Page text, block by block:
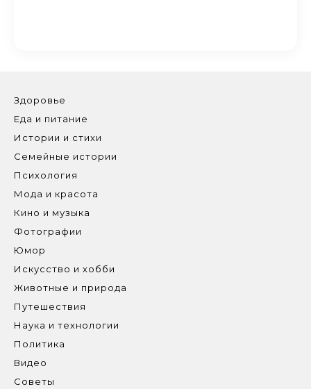
Здоровье
Еда и питание
Истории и стихи
Семейные истории
Психология
Мода и красота
Кино и музыка
Фотографии
Юмор
Искусство и хобби
Животные и природа
Путешествия
Наука и технологии
Политика
Видео
Советы